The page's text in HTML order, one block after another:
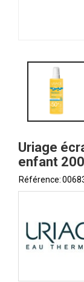
Uriage
enfant
Référence: